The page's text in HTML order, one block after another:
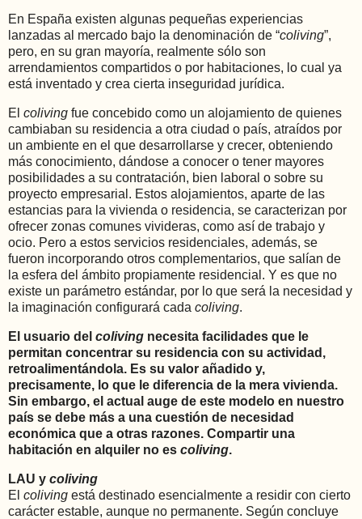
En España existen algunas pequeñas experiencias
lanzadas al mercado bajo la denominación de “coliving”,
pero, en su gran mayoría, realmente sólo son
arrendamientos compartidos o por habitaciones, lo cual ya
está inventado y crea cierta inseguridad jurídica.
El coliving fue concebido como un alojamiento de quienes
cambiaban su residencia a otra ciudad o país, atraídos por
un ambiente en el que desarrollarse y crecer, obteniendo
más conocimiento, dándose a conocer o tener mayores
posibilidades a su contratación, bien laboral o sobre su
proyecto empresarial. Estos alojamientos, aparte de las
estancias para la vivienda o residencia, se caracterizan por
ofrecer zonas comunes vivideras, como así de trabajo y
ocio. Pero a estos servicios residenciales, además, se
fueron incorporando otros complementarios, que salían de
la esfera del ámbito propiamente residencial. Y es que no
existe un parámetro estándar, por lo que será la necesidad y
la imaginación configurará cada coliving.
El usuario del coliving necesita facilidades que le
permitan concentrar su residencia con su actividad,
retroalimentándola. Es su valor añadido y,
precisamente, lo que le diferencia de la mera vivienda.
Sin embargo, el actual auge de este modelo en nuestro
país se debe más a una cuestión de necesidad
económica que a otras razones. Compartir una
habitación en alquiler no es coliving.
LAU y coliving
El coliving está destinado esencialmente a residir con cierto
carácter estable, aunque no permanente. Según concluye